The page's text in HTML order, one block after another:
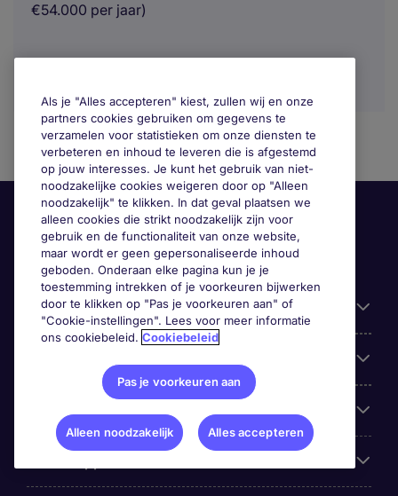
€54.000 per jaar)
Handige informatie
Google Rating
Als je "Alles accepteren" kiest, zullen wij en onze
partners cookies gebruiken om gegevens te
verzamelen voor statistieken om onze diensten te
verbeteren en inhoud te leveren die is afgestemd
op jouw interesses. Je kunt het gebruik van niet-
noodzakelijke cookies weigeren door op "Alleen
noodzakelijk" te klikken. In dat geval plaatsen we
alleen cookies die strikt noodzakelijk zijn voor
gebruik en de functionaliteit van onze website,
maar wordt er geen gepersonaliseerde inhoud
geboden. Onderaan elke pagina kun je je
toestemming intrekken of je voorkeuren bijwerken
door te klikken op "Pas je voorkeuren aan" of
"Cookie-instellingen". Lees voor meer informatie
ons cookiebeleid. Cookiebeleid
Pas je voorkeuren aan
Alleen noodzakelijk Alles accepteren